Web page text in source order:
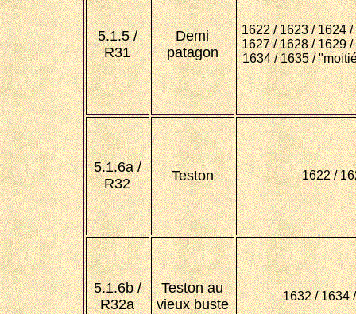
5.1.5 /
R31
Demi
patagon
1622 / 1623 / 1624
1627 / 1628 / 1629
1634 / 1635 /
5.1.6a /
R32
Teston 1622 /
5.1.6b /
R32a
Teston au
vieux buste
1632 / 1634